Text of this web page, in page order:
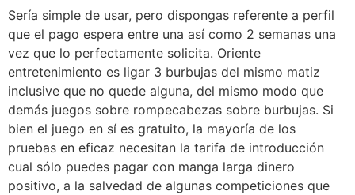
Serí­a simple de usar, pero dispongas referente a perfil
que el pago espera entre una así­ como 2 semanas una
vez que lo perfectamente solicita. Oriente
entretenimiento es ligar 3 burbujas del mismo matiz
inclusive que no quede alguna, del mismo modo que
demás juegos sobre rompecabezas sobre burbujas. Si
bien el juego en sí es gratuito, la mayoría de los
pruebas en eficaz necesitan la tarifa de introducción
cual sólo puedes pagar con manga larga dinero
positivo, a la salvedad de algunas competiciones que